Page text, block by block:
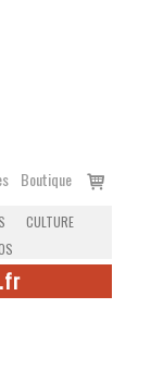
Boutique
Voir
CULTURE